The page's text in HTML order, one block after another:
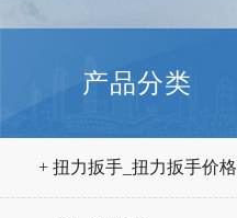
产品分类
+ 扭力扳手_扭力扳手价格